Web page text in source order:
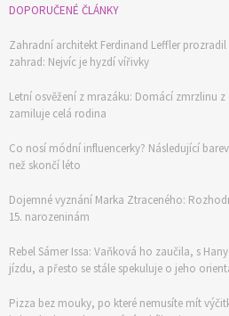
DOPORUČENÉ ČLÁNKY
Zahradní architekt Ferdinand Leffler prozradil
zahrad: Nejvíc je hyzdí vířivky
Letní osvěžení z mrazáku: Domácí zmrzlinu
zamiluje celá rodina
Co nosí módní influencerky? Následující
než skončí léto
Dojemné vyznání Marka Ztraceného:
15. narozeninám
Rebel Sámer Issa: Vaňková ho zaučila, s
jízdu, a přesto se stále spekuluje o jeho
Pizza bez mouky, po které nemusíte mít